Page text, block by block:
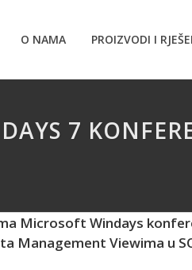
O NAMA PROIZVODI I
7
Microsoft Windays
Management Viewima u